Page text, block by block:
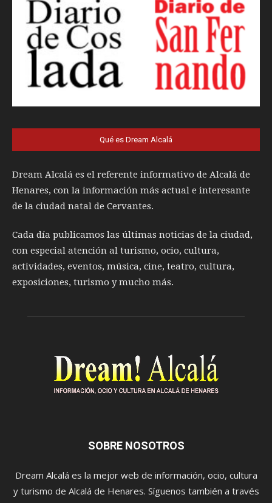
Qué es Dream Alcalá
Dream Alcalá es el referente informativo de Alcalá de
Henares, con la información más actual e interesante
de la ciudad natal de Cervantes.
Cada día publicamos las últimas noticias de la ciudad,
con especial atención al turismo, ocio, cultura,
actividades, eventos, música, cine, teatro, cultura,
exposiciones, turismo y mucho más.
SOBRE NOSOTROS
Dream Alcalá es la mejor web de información, ocio, cultura
y turismo de Alcalá de Henares. Síguenos también a través